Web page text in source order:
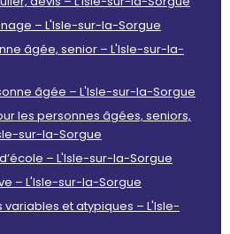
– L'Isle-sur-la-Sorgue
âgée, senior – L'Isle-sur-la-
âgée – L'Isle-sur-la-Sorgue
les personnes âgées, seniors,
sur-la-Sorgue
– L'Isle-sur-la-Sorgue
– L'Isle-sur-la-Sorgue
et atypiques – L'Isle-